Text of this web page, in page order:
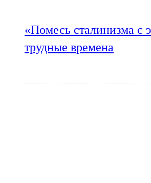
«Помесь сталинизма с
трудные времена